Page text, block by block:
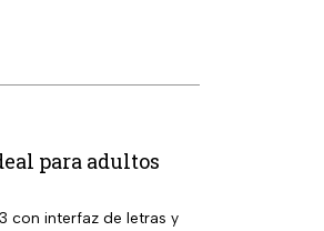
para adultos
con interfaz de letras y